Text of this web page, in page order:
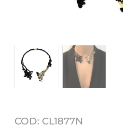
Collezioni
Home
COD: CL1877N